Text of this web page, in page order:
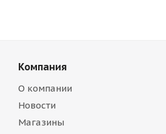
Компания
О компании
Новости
Магазины